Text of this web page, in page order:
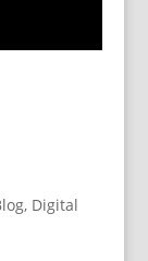
, Digital